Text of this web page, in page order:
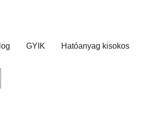
GYIK Hatóanyag kisokos